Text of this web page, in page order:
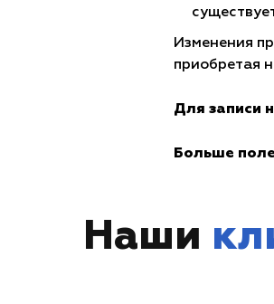
Изменения
приобретая
Для записи
Больше
Наши